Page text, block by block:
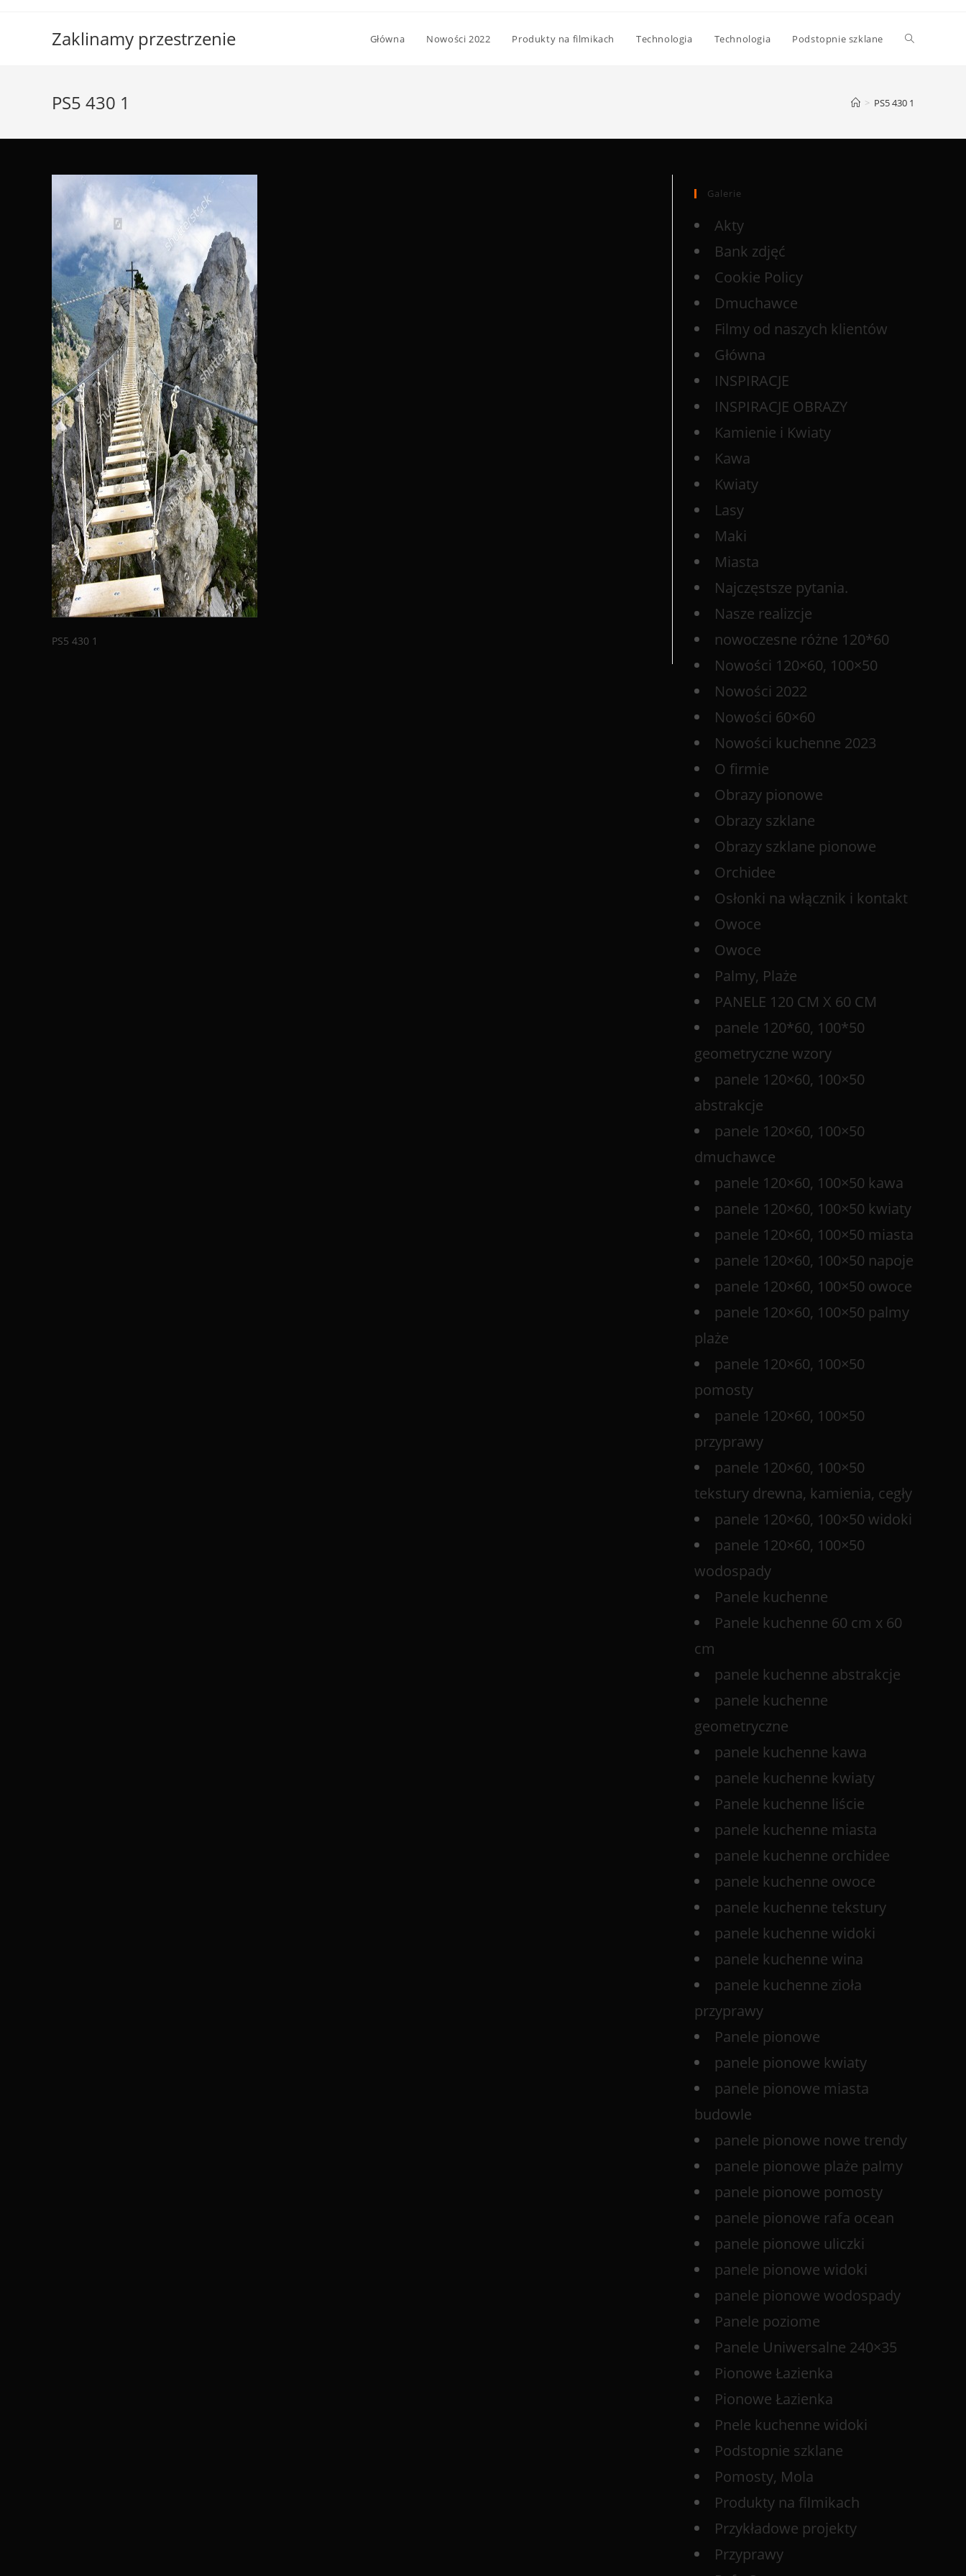
Zaklinamy przestrzenie Główna Nowości 2022 Produkty na filmikach Technologia Technologia Podstopnie szklane
PS5 430 1 > PS5 430 1
PS5 430 1
Galerie
Akty
Bank zdjęć
Cookie Policy
Dmuchawce
Filmy od naszych klientów
Główna
INSPIRACJE
INSPIRACJE OBRAZY
Kamienie i Kwiaty
Kawa
Kwiaty
Lasy
Maki
Miasta
Najczęstsze pytania.
Nasze realizcje
nowoczesne różne 120*60
Nowości 120×60, 100×50
Nowości 2022
Nowości 60×60
Nowości kuchenne 2023
O firmie
Obrazy pionowe
Obrazy szklane
Obrazy szklane pionowe
Orchidee
Osłonki na włącznik i kontakt
Owoce
Owoce
Palmy, Plaże
PANELE 120 CM X 60 CM
panele 120*60, 100*50
geometryczne wzory
panele 120×60, 100×50
abstrakcje
panele 120×60, 100×50
dmuchawce
panele 120×60, 100×50 kawa
panele 120×60, 100×50 kwiaty
panele 120×60, 100×50 miasta
panele 120×60, 100×50 napoje
panele 120×60, 100×50 owoce
panele 120×60, 100×50 palmy
plaże
panele 120×60, 100×50
pomosty
panele 120×60, 100×50
przyprawy
panele 120×60, 100×50
tekstury drewna, kamienia, cegły
panele 120×60, 100×50 widoki
panele 120×60, 100×50
wodospady
Panele kuchenne
Panele kuchenne 60 cm x 60
cm
panele kuchenne abstrakcje
panele kuchenne
geometryczne
panele kuchenne kawa
panele kuchenne kwiaty
Panele kuchenne liście
panele kuchenne miasta
panele kuchenne orchidee
panele kuchenne owoce
panele kuchenne tekstury
panele kuchenne widoki
panele kuchenne wina
panele kuchenne zioła
przyprawy
Panele pionowe
panele pionowe kwiaty
panele pionowe miasta
budowle
panele pionowe nowe trendy
panele pionowe plaże palmy
panele pionowe pomosty
panele pionowe rafa ocean
panele pionowe uliczki
panele pionowe widoki
panele pionowe wodospady
Panele poziome
Panele Uniwersalne 240×35
Pionowe Łazienka
Pionowe Łazienka
Pnele kuchenne widoki
Podstopnie szklane
Pomosty, Mola
Produkty na filmikach
Przykładowe projekty
Przyprawy